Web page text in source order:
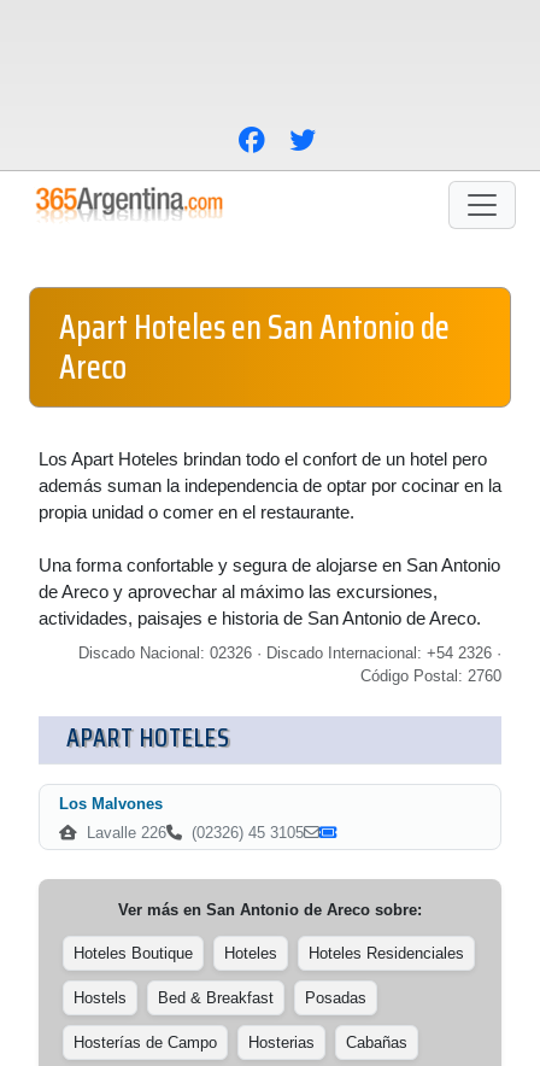
Apart Hoteles en San Antonio de
Areco
Los Apart Hoteles brindan todo el confort de un hotel pero
además suman la independencia de optar por cocinar en la
propia unidad o comer en el restaurante.
Una forma confortable y segura de alojarse en San Antonio
de Areco y aprovechar al máximo las excursiones,
actividades, paisajes e historia de San Antonio de Areco.
Discado Nacional: 02326 · Discado Internacional: +54 2326 ·
Código Postal: 2760
APART HOTELES
Los Malvones
Lavalle 226
(02326) 45 3105
Ver más en San Antonio de Areco sobre:
Hoteles Boutique Hoteles Hoteles Residenciales
Hostels Bed & Breakfast Posadas
Hosterías de Campo Hosterias Cabañas